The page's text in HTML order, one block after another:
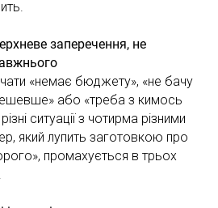
заперечення, не
«немає бюджету», «не бачу
або «треба з кимось
ситуації з чотирма різними
який лупить заготовкою про
промахується в трьох